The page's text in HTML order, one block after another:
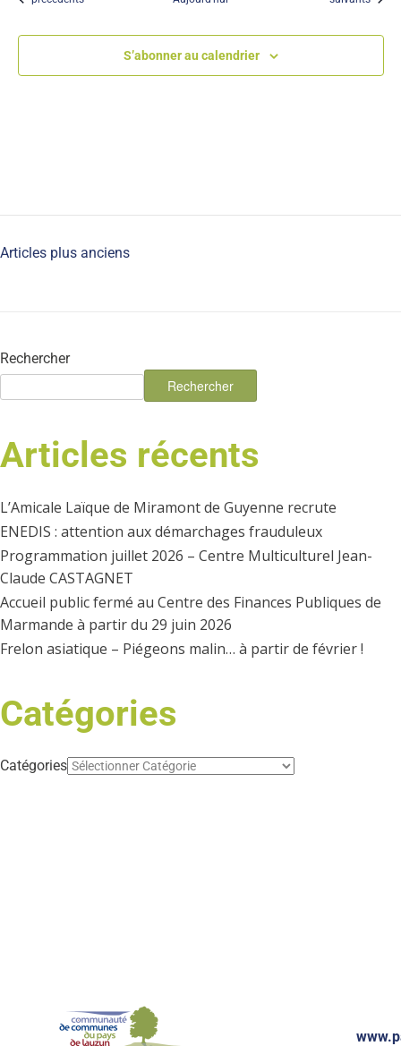
S’abonner au calendrier
Articles plus anciens
Rechercher
Rechercher
Articles récents
L’Amicale Laïque de Miramont de Guyenne recrute
ENEDIS : attention aux démarchages frauduleux
Programmation juillet 2026 – Centre Multiculturel Jean-
Claude CASTAGNET
Accueil public fermé au Centre des Finances Publiques de
Marmande à partir du 29 juin 2026
Frelon asiatique – Piégeons malin… à partir de février !
Catégories
Catégories